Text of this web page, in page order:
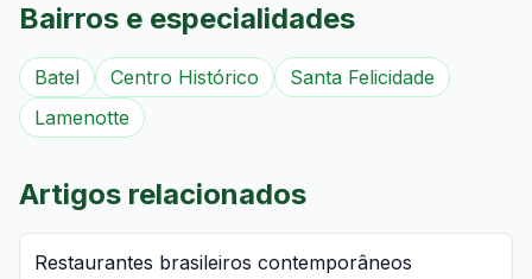
Bairros e especialidades
Batel Centro Histórico
Santa Felicidade
Lamenotte
Artigos relacionados
Restaurantes brasileiros contemporâneos